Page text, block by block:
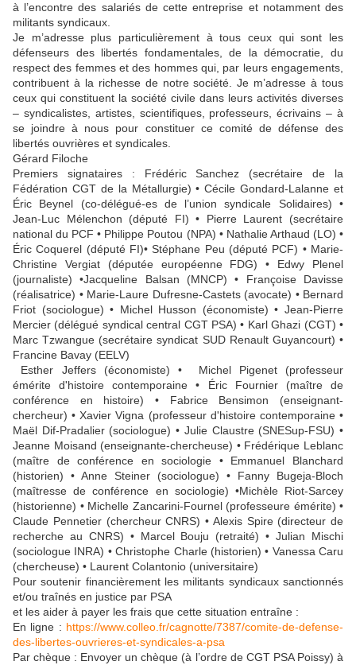
à l’encontre des salariés de cette entreprise et notamment des
militants syndicaux.
Je m’adresse plus particulièrement à tous ceux qui sont les
défenseurs des libertés fondamentales, de la démocratie, du
respect des femmes et des hommes qui, par leurs engagements,
contribuent à la richesse de notre société. Je m’adresse à tous
ceux qui constituent la société civile dans leurs activités diverses
– syndicalistes, artistes, scientifiques, professeurs, écrivains – à
se joindre à nous pour constituer ce comité de défense des
libertés ouvrières et syndicales.
Gérard Filoche
Premiers signataires : Frédéric Sanchez (secrétaire de la
Fédération CGT de la Métallurgie) • Cécile Gondard-Lalanne et
Éric Beynel (co-délégué-es de l’union syndicale Solidaires) •
Jean-Luc Mélenchon (député FI) • Pierre Laurent (secrétaire
national du PCF • Philippe Poutou (NPA) • Nathalie Arthaud (LO) •
Éric Coquerel (député FI)• Stéphane Peu (député PCF) • Marie-
Christine Vergiat (députée européenne FDG) • Edwy Plenel
(journaliste) •Jacqueline Balsan (MNCP) • Françoise Davisse
(réalisatrice) • Marie-Laure Dufresne-Castets (avocate) • Bernard
Friot (sociologue) • Michel Husson (économiste) • Jean-Pierre
Mercier (délégué syndical central CGT PSA) • Karl Ghazi (CGT) •
Marc Tzwangue (secrétaire syndicat SUD Renault Guyancourt) •
Francine Bavay (EELV)
Esther Jeffers (économiste) • Michel Pigenet (professeur
émérite d'histoire contemporaine • Éric Fournier (maître de
conférence en histoire) • Fabrice Bensimon (enseignant-
chercheur) • Xavier Vigna (professeur d'histoire contemporaine •
Maël Dif-Pradalier (sociologue) • Julie Claustre (SNESup-FSU) •
Jeanne Moisand (enseignante-chercheuse) • Frédérique Leblanc
(maître de conférence en sociologie • Emmanuel Blanchard
(historien) • Anne Steiner (sociologue) • Fanny Bugeja-Bloch
(maîtresse de conférence en sociologie) •Michèle Riot-Sarcey
(historienne) • Michelle Zancarini-Fournel (professeure émérite) •
Claude Pennetier (chercheur CNRS) • Alexis Spire (directeur de
recherche au CNRS) • Marcel Bouju (retraité) • Julian Mischi
(sociologue INRA) • Christophe Charle (historien) • Vanessa Caru
(chercheuse) • Laurent Colantonio (universitaire)
Pour soutenir financièrement les militants syndicaux sanctionnés
et/ou traînés en justice par PSA
et les aider à payer les frais que cette situation entraîne :
En ligne : https://www.colleo.fr/cagnotte/7387/comite-de-defense-
des-libertes-ouvrieres-et-syndicales-a-psa
Par chèque : Envoyer un chèque (à l’ordre de CGT PSA Poissy) à